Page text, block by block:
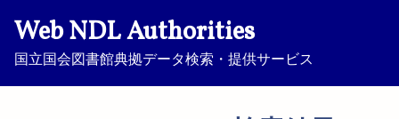
Web NDL Authorities
国立国会図書館典拠データ検索・提供サービス